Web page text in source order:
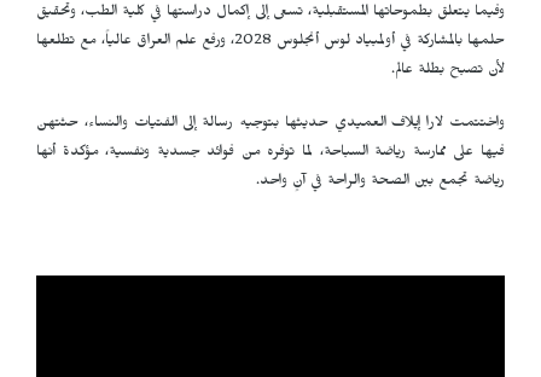
وفيما يتعلق بطموحاتها المستقبلية، تسعى إلى إكمال دراستها في كلية الطب، وتحقيق
حلمها بالمشاركة في أولمبياد لوس أنجلوس 2028، ورفع علم العراق عالياً، مع تطلعها
لأن تصبح بطلة عالم.
واختتمت لارا إيلاف العميدي حديثها بتوجيه رسالة إلى الفتيات والنساء، حثتهن
فيها على ممارسة رياضة السباحة، لما توفره من فوائد جسدية ونفسية، مؤكدة أنها
رياضة تجمع بين الصحة والراحة في آنٍ واحد.